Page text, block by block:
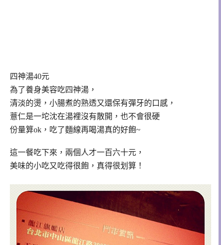
四神湯40元
為了養身美容吃四神湯，
清淡的燙，小腸煮的熟透又還保有彈牙的口感，
薏仁是一坨沈在湯裡沒有散開，也不會很硬
份量算ok，吃了麵線再喝湯真的好飽~
這一餐吃下來，兩個人才一百六十元，
美味的小吃又吃得很飽，真得很划算！